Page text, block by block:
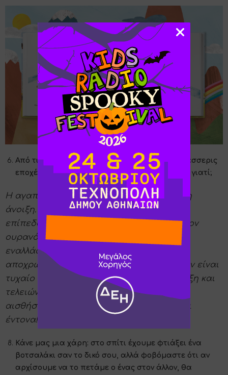
Από τις σελίδες του βιβλίου ξεπηδούν και οι τέσσερις
εποχές - ποια είναι η δική σου αγαπημένη και γιατί;
Η αγαπημένη μου εποχή είναι ξεκάθαρα η
άνοιξη. Το ξύπνημα της φύσης σε όλα τα
επίπεδα πάντα με γοήτευε και λατρεύω τον
ουρανό της χώρας μας την άνοιξη που
εναλλάσσονται σύννεφα, ήλιος και όλες οι
αποχρώσεις του γκρι-γαλάζιου. Μάλλον δεν είναι
τυχαίο που η ιστορία μου ξεκινά την άνοιξη και
τελειώνει πάλι την επόμενη άνοιξη που οι
αισθήσεις και τα χρώματα είναι πολλά και
έντονα!
Κάνε μας μια χάρη: στο σπίτι έχουμε φτιάξει ένα
βοτσαλάκι σαν το δικό σου, αλλά φοβόμαστε ότι αν
αρχίσουμε να το πετάμε ο ένας στον άλλον, θα